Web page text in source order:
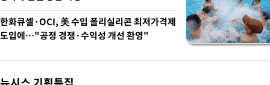
한화큐셀·OCI, 美 수입 폴리실리콘 최저가격제
도입에…"공정 경쟁·수익성 개선 환영"